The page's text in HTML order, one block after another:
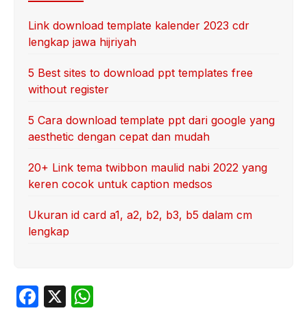
Link download template kalender 2023 cdr
lengkap jawa hijriyah
5 Best sites to download ppt templates free
without register
5 Cara download template ppt dari google yang
aesthetic dengan cepat dan mudah
20+ Link tema twibbon maulid nabi 2022 yang
keren cocok untuk caption medsos
Ukuran id card a1, a2, b2, b3, b5 dalam cm
lengkap
F
X